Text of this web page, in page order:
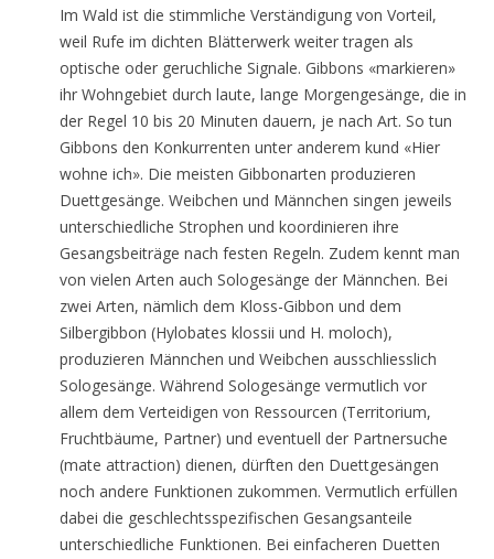
Im Wald ist die stimmliche Verständigung von Vorteil,
weil Rufe im dichten Blätterwerk weiter tragen als
optische oder geruchliche Signale. Gibbons «markieren»
ihr Wohngebiet durch laute, lange Morgengesänge, die in
der Regel 10 bis 20 Minuten dauern, je nach Art. So tun
Gibbons den Konkurrenten unter anderem kund «Hier
wohne ich». Die meisten Gibbonarten produzieren
Duettgesänge. Weibchen und Männchen singen jeweils
unterschiedliche Strophen und koordinieren ihre
Gesangsbeiträge nach festen Regeln. Zudem kennt man
von vielen Arten auch Sologesänge der Männchen. Bei
zwei Arten, nämlich dem Kloss-Gibbon und dem
Silbergibbon (Hylobates klossii und H. moloch),
produzieren Männchen und Weibchen ausschliesslich
Sologesänge. Während Sologesänge vermutlich vor
allem dem Verteidigen von Ressourcen (Territorium,
Fruchtbäume, Partner) und eventuell der Partnersuche
(mate attraction) dienen, dürften den Duettgesängen
noch andere Funktionen zukommen. Vermutlich erfüllen
dabei die geschlechtsspezifischen Gesangsanteile
unterschiedliche Funktionen. Bei einfacheren Duetten